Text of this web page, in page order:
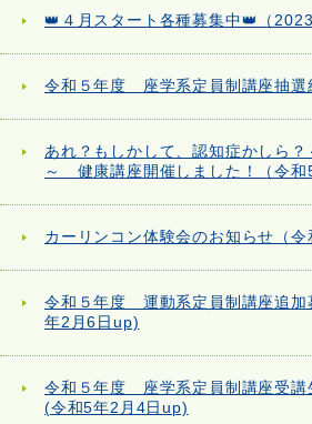
👑４月スタート各種募集中👑（
令和５年度 座学系定員制講座抽選
あれ？もしかして、認知症かしら？
～ 健康講座開催しました！（令和
カーリンコン体験会のお知らせ（令
令和５年度 運動系定員制講座追加
年2月6日up)
令和５年度 座学系定員制講座受講
(令和5年2月4日up)